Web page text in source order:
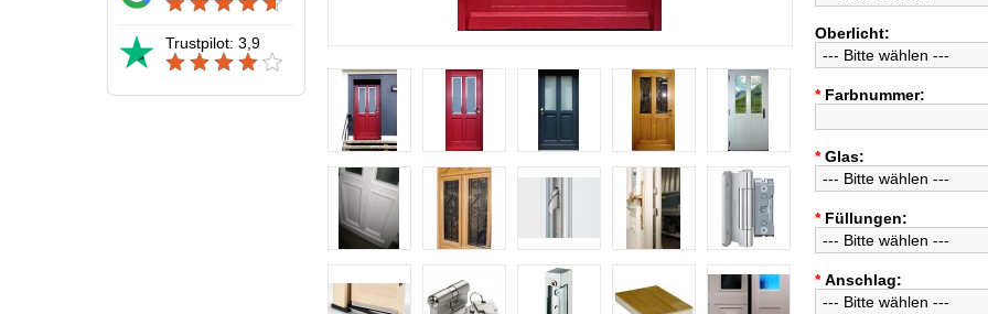
Trustpilot: 3,9
Oberlicht:
* Farbnummer:
* Glas:
* Füllungen:
* Anschlag: